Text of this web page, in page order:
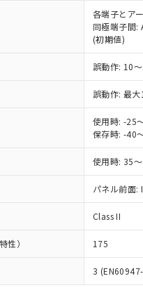
各端子とア
同極端子間
(初期値)
誤動作: 10
誤動作: 最
使用時: -25
保存時: -40
使用時: 35
パネル前面:
Class II
性） 175
3
ービスの対象外となる商品も
をご了承ください。
状況および標準価格照会結果
している更新日時点での社内
基づき作成されるものであり
れた時点での実際の在庫およ
格とは異なる場合があること
な納期状況および標準価格は
お取引先、またはお客様担当
ン制御機器販売店・当社販売
ロン制御機器販売店や当社販売
販売ネットワーク
」をご
い。
状況および標準価格結果を当
の承諾なく第三者に漏洩または
ないようお願いします。
パーツ機能（部品リスト作成
）をご利用いただくには、I-
が、含有品と判明した場合など
変更することがあります。
以下、 水銀(Hg) 1000ppm以下、
1000ppm以下、ポリ臭化ビフェ
以下、ポリ臭化ジフェニルエー
以下、フタル酸ビス(2-エチルヘ
名：DOP) 1000ppm以下、フタル酸
BBP） 1000ppm以下、フタル酸ジブ
以下、フタル酸ジイソブチル
指令で産業用監視および制御機器に対
テル類の４物質については閾値を超え
ないことを確認しています。
定月
切り替え状況などにより、予
ることがあります。
超えていることを示します。
未確認です。当社販売部門へ
物質の基準値 (GB/T26572)：
、 Hg(水銀) : 1000ppm、 Cd(カ
ロム) : 1000ppm、 PBBs(ポリ臭化ビ
、 PBDEs(ポリ臭化ジフェニル
、
酸ジブチル) : 1000ppm、 DIBP(フタル
酸ビス(2-エチルヘキシル)) : 1000ppm
有害物質（10物質）のすべて
あることを示します。
通常の使用状況下において有害
に漏えいし、環境に深刻な影響
は、これら貴社製品のうち、
および外国貿易法に定める商
下｢規制貨物等」という）を輸
は国外への提供する場合は、日
府の輸出許可(または役務取引
を取得するなどの必要な手続き
は規制貨物を破棄する場合は
破砕するなど、違法に輸出さ
う必要な手段を講じます。
は貴社製品を、核兵器、ミサ
化学兵器、生物兵器またはそ
並びにこれらの製造装置等に
は、貴社製品を第三者に販売す
は、上記1、2および3の内容を
三者に通知します。また当社は
先および販売に係わる関係者
輸出するおそれがある場合は
一定数以上の在庫あり
一定数には満たないが在庫あ
在庫なし(最新の在庫状況につ
いては、お客様のお取引先、
たはお客様担当のオムロン制御
機器販売店・当社販売員にご確
認ください)
受注生産機種、また在庫状況
情報を公開していない機種